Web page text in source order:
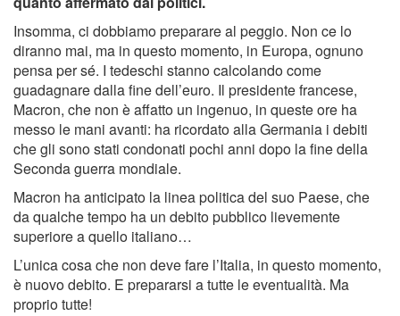
Insomma, ci dobbiamo preparare al peggio. Non ce lo
diranno mai, ma in questo momento, in Europa, ognuno
pensa per sé. I tedeschi stanno calcolando come
guadagnare dalla fine dell’euro. Il presidente francese,
Macron, che non è affatto un ingenuo, in queste ore ha
messo le mani avanti: ha ricordato alla Germania i debiti
che gli sono stati condonati pochi anni dopo la fine della
Seconda guerra mondiale.
Macron ha anticipato la linea politica del suo Paese, che
da qualche tempo ha un debito pubblico lievemente
superiore a quello italiano…
L’unica cosa che non deve fare l’Italia, in questo momento,
è nuovo debito. E prepararsi a tutte le eventualità. Ma
proprio tutte!